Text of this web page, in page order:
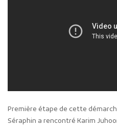
Première étape de cette
Séraphin a rencontré Karim